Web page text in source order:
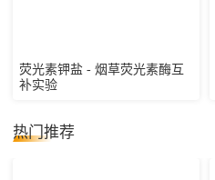
荧光素钾盐 - 烟草荧光素酶互
补实验
热门推荐